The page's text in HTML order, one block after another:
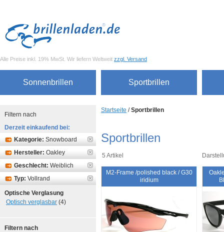
Alle Preise inkl. 19% MwSt. Wir liefern Weltweit zzgl. Versand
Sonnenbrillen Sportbrillen
Startseite /Sportbrillen
Sportbrillen
5 Artikel
M2-Frame /polished black / G30
iridium
Filtern nach
Derzeit einkaufend bei:
Kategorie: Snowboard
Hersteller: Oakley
Geschlecht: Weiblich
Typ: Vollrand
Optische Verglasung
Optisch verglasbar (4)
Filtern nach